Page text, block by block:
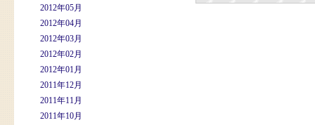
2012年05月
2012年04月
2012年03月
2012年02月
2012年01月
2011年12月
2011年11月
2011年10月